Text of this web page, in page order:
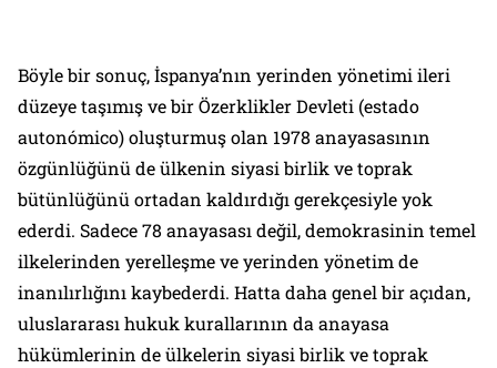
Böyle bir sonuç, İspanya’nın yerinden yönetimi ileri
düzeye taşımış ve bir Özerklikler Devleti (estado
autonómico) oluşturmuş olan 1978 anayasasının
özgünlüğünü de ülkenin siyasi birlik ve toprak
bütünlüğünü ortadan kaldırdığı gerekçesiyle yok
ederdi. Sadece 78 anayasası değil, demokrasinin temel
ilkelerinden yerelleşme ve yerinden yönetim de
inanılırlığını kaybederdi. Hatta daha genel bir açıdan,
uluslararası hukuk kurallarının da anayasa
hükümlerinin de ülkelerin siyasi birlik ve toprak